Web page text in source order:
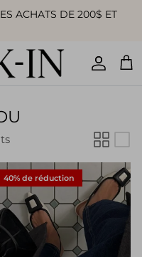
ACHATS DE 200$ ET
Compte
40% de réduction